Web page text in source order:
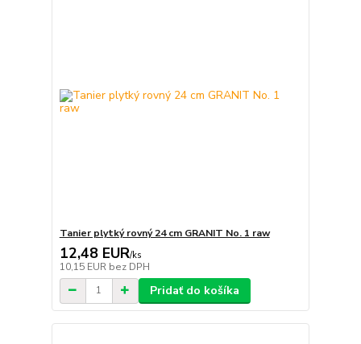
Tanier plytký rovný 24 cm GRANIT No. 1 raw
12,48 EUR/ks
10,15 EUR bez DPH
Pridať do košíka